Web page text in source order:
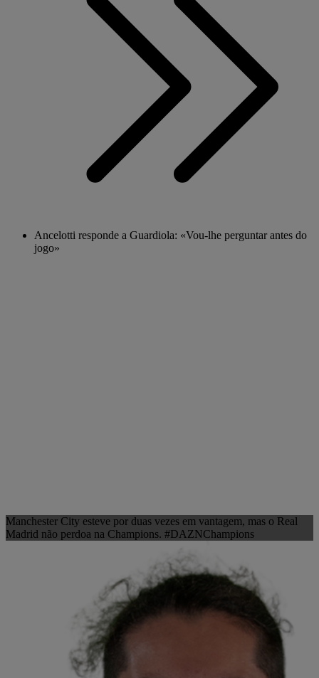
Ancelotti responde a Guardiola: «Vou-lhe perguntar antes do
jogo»
Manchester City esteve por duas vezes em vantagem, mas o Real
Madrid não perdoa na Champions. #DAZNChampions